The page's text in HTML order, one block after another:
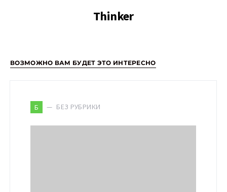
Thinker
ВОЗМОЖНО ВАМ БУДЕТ ЭТО ИНТЕРЕСНО
Б БЕЗ РУБРИКИ